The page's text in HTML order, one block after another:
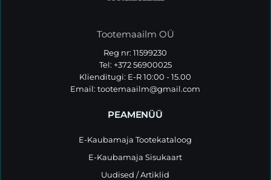
Tootemaailm OÜ
Reg nr: 11599230
Tel: +372 56900025
Klienditugi: E-R 10:00 - 15.00
Email:tootemaailm@gmail.com
PEAMENÜÜ
E-Kaubamaja Tootekataloog
E-Kaubamaja Sisukaart
Uudised / Artiklid